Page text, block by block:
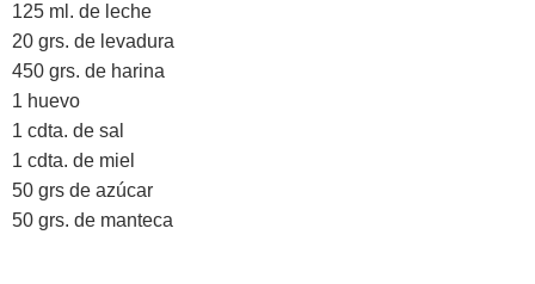
125 ml. de leche
20 grs. de levadura
450 grs. de harina
1 huevo
1 cdta. de sal
1 cdta. de miel
50 grs de azúcar
50 grs. de manteca